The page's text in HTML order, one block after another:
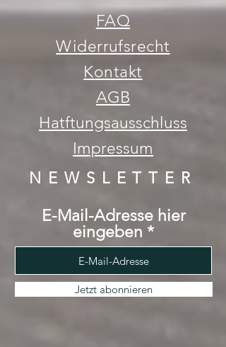
FAQ
Widerrufsrecht
Kontakt
AGB
Hatftungsausschluss
Impressum
NEWSLETTER
E-Mail-Adresse hier
eingeben
Jetzt abonnieren